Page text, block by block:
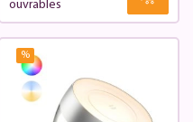
ouvrables
%